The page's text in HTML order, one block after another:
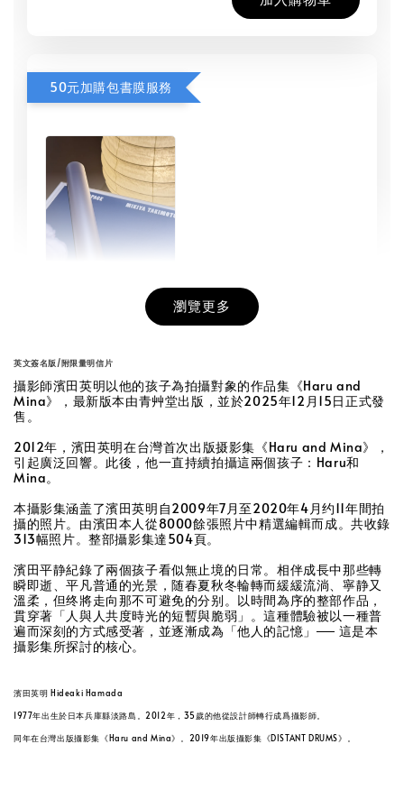
50元加購包書膜服務
NT$ 50
NT$ 100
加入購物車
瀏覽更多
英文簽名版/附限量明信片
攝影師濱田英明以他的孩子為拍攝對象的作品集《Haru and
Mina》，最新版本由青艸堂出版，並於2025年12月15日正式發
售。
2012年，濱田英明在台灣首次出版摄影集《Haru and Mina》，
引起廣泛回響。此後，他一直持續拍攝這兩個孩子：Haru和
Mina。
本攝影集涵盖了濱田英明自2009年7月至2020年4月约11年間拍
攝的照片。由濱田本人從8000餘張照片中精選編輯而成。共收錄
313幅照片。整部攝影集達504頁。
濱田平静紀錄了兩個孩子看似無止境的日常。相伴成長中那些轉
瞬即逝、平凡普通的光景，随春夏秋冬輪轉而緩緩流淌、寧静又
溫柔，但终將走向那不可避免的分别。以時間為序的整部作品，
貫穿著「人與人共度時光的短暫與脆弱」。這種體驗被以一種普
遍而深刻的方式感受著，並逐漸成為「他人的記憶」── 這是本
攝影集所探討的核心。
濱田英明 Hideaki Hamada
1977年出生於日本兵庫縣淡路島。2012年，35歲的他從設計師轉行成爲攝影師。
同年在台灣出版攝影集《Haru and Mina》。2019年出版攝影集《DISTANT DRUMS》。